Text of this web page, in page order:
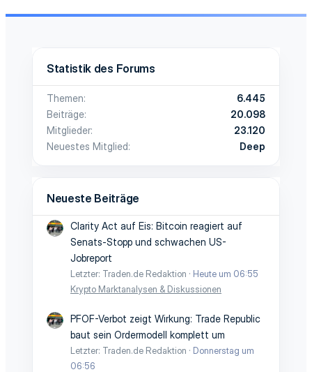
Statistik des Forums
Themen
6.445
Beiträge
20.098
Mitglieder
23.120
Neuestes Mitglied
Deep
Neueste Beiträge
Clarity Act auf Eis: Bitcoin reagiert auf
Senats-Stopp und schwachen US-
Jobreport
Letzter: Traden.de Redaktion
Heute um 06:55
Krypto Marktanalysen & Diskussionen
PFOF-Verbot zeigt Wirkung: Trade Republic
baut sein Ordermodell komplett um
Letzter: Traden.de Redaktion
Donnerstag um
06:56